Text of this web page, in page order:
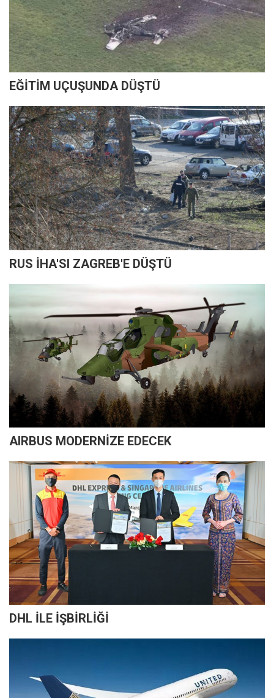
EĞİTİM UÇUŞUNDA DÜŞTÜ
RUS İHA'SI ZAGREB'E DÜŞTÜ
AIRBUS MODERNİZE EDECEK
DHL İLE İŞBİRLİĞİ